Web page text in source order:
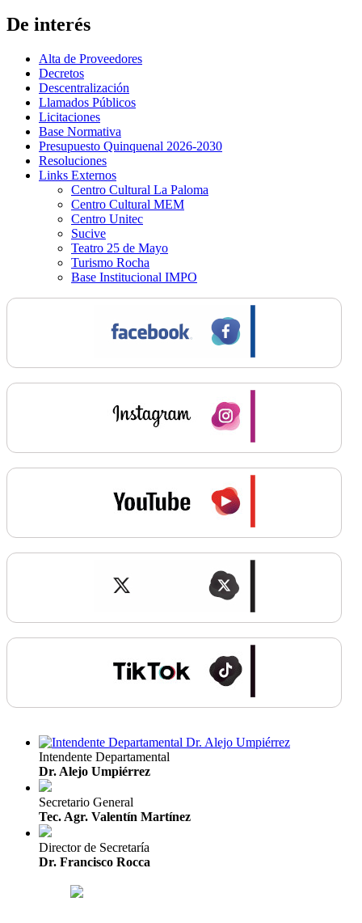
De interés
Alta de Proveedores
Decretos
Descentralización
Llamados Públicos
Licitaciones
Base Normativa
Presupuesto Quinquenal 2026-2030
Resoluciones
Links Externos
Centro Cultural La Paloma
Centro Cultural MEM
Centro Unitec
Sucive
Teatro 25 de Mayo
Turismo Rocha
Base Institucional IMPO
Intendente Departamental
Dr. Alejo Umpiérrez
Secretario General
Tec. Agr. Valentín Martínez
Director de Secretaría
Dr. Francisco Rocca